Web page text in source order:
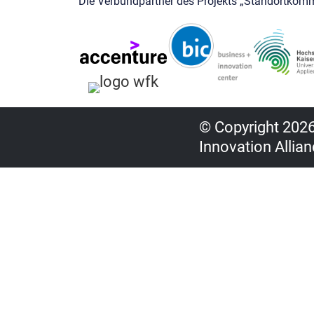
© Copyright
Innovation